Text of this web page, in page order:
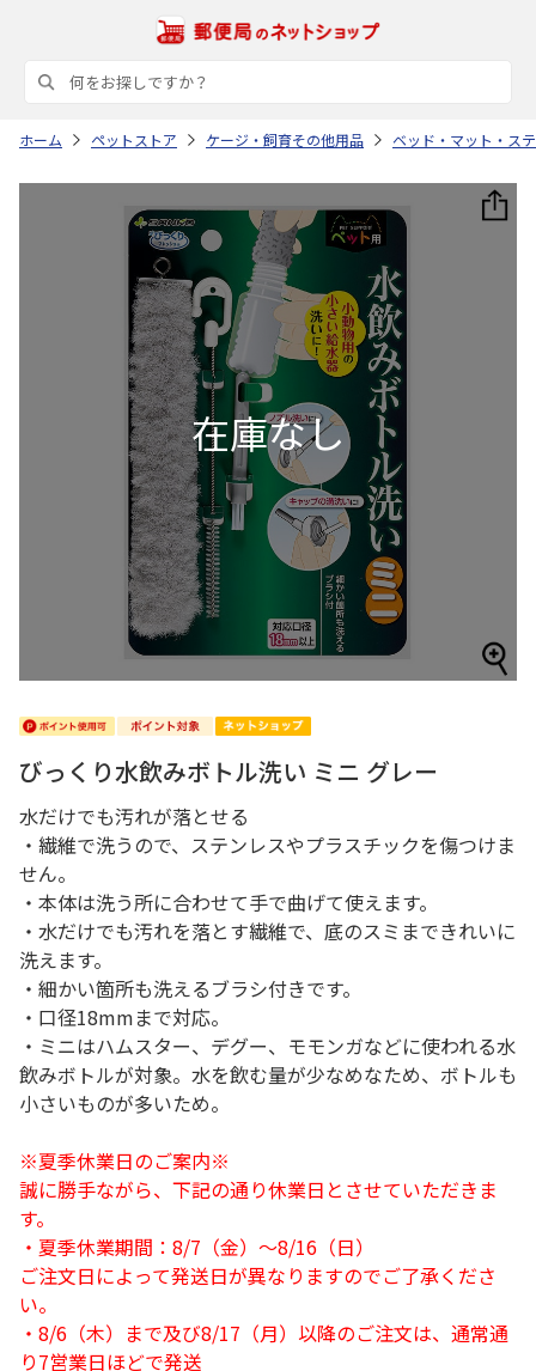
ホーム ペットストア ケージ・飼育その他用品 ベッド・マット・ス
びっくり水飲みボトル洗い ミニ グレー
水だけでも汚れが落とせる
・繊維で洗うので、ステンレスやプラスチックを傷つけま
せん。
・本体は洗う所に合わせて手で曲げて使えます。
・水だけでも汚れを落とす繊維で、底のスミまできれいに
洗えます。
・細かい箇所も洗えるブラシ付きです。
・口径18mmまで対応。
・ミニはハムスター、デグー、モモンガなどに使われる水
飲みボトルが対象。水を飲む量が少なめなため、ボトルも
小さいものが多いため。
※夏季休業日のご案内※
誠に勝手ながら、下記の通り休業日とさせていただきま
す。
・夏季休業期間：8/7（金）～8/16（日）
ご注文日によって発送日が異なりますのでご了承くださ
い。
・8/6（木）まで及び8/17（月）以降のご注文は、通常通
り7営業日ほどで発送